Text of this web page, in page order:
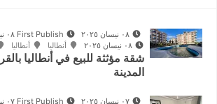
أنطاليا أنطاليا
شقة مؤثثة للبيع في أنطاليا
المدينة